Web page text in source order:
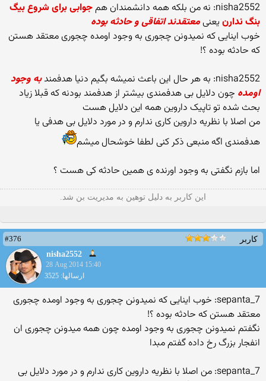
nisha2552: نه من بلکه همه دانشمندان هم
جوابی برای شروع بیگ
بنگ ندارن یعنیمعتقدند اتفاقی و حادثه بوده
خوب اینایی که نمیدونن چجوری به وجود اومده چجوری معتقد هستن
که حادثه بوده ؟!
nisha2552: به هر حال این باعث نمیشه بگیم دنیا هدفمند
به وجود
اومده چون دلایل بی هدفمندی بیشتر از هدفمند بودنه که قبلا زیاد
بحث شده تو تاپیک داروین همه این دلایل هست
من اصلا با نظریه داروین کاری ندارم و در مورد دلایل بی هدفی یا
هدفمندی اگه منبعی ذکر کنی لطفا خوشحال میشم
اما بازم نگفتی به وجود اورنده ی همین حادثه کی هست ؟
این کاربر به دلیل توهین به مدیریت بن شد.
کاربر
#376
nisha2552
28 Aug 2014 15:40
ارسالها: 3525
sepanta_7: خوب اینایی که نمیدونن چجوری به وجود اومده چجوری
معتقد هستن که حادثه بوده ؟!
نگفتم نمیدونن چجوری به وجود اومده چون همه میدونن چجوری ان
انفجار بزرگ رخ داده گفتم مبدا
sepanta_7: من اصلا با نظریه داروین کاری ندارم و در مورد دلایل بی